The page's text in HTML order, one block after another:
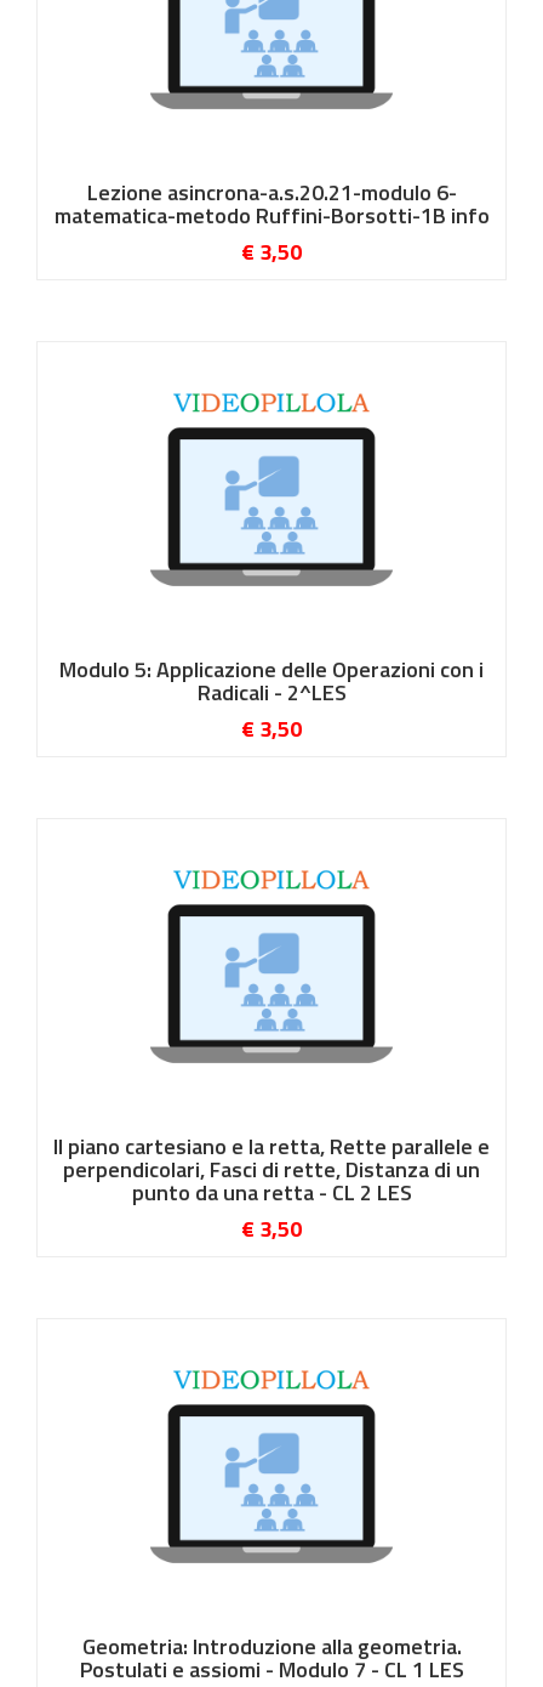
Lezione asincrona-a.s.20.21-modulo 6-
matematica-metodo Ruffini-Borsotti-1B info
€ 3,50
Modulo 5: Applicazione delle Operazioni con i
Radicali - 2^LES
€ 3,50
Il piano cartesiano e la retta, Rette parallele e
perpendicolari, Fasci di rette, Distanza di un
punto da una retta - CL 2 LES
€ 3,50
Geometria: Introduzione alla geometria.
Postulati e assiomi - Modulo 7 - CL 1 LES